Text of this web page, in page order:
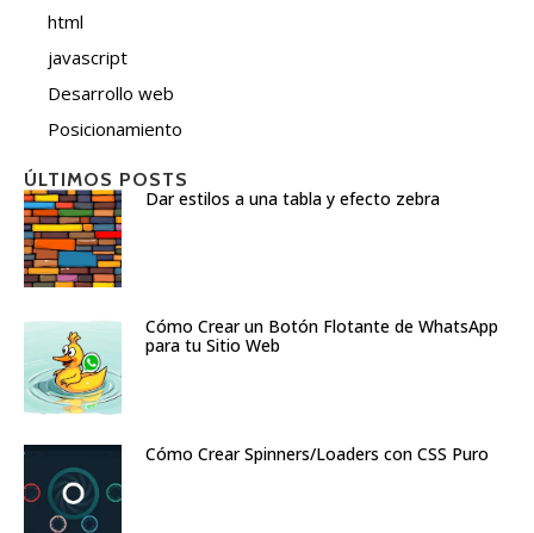
html
javascript
Desarrollo web
Posicionamiento
ÚLTIMOS POSTS
Dar estilos a una tabla y efecto zebra
Cómo Crear un Botón Flotante de WhatsApp
para tu Sitio Web
Cómo Crear Spinners/Loaders con CSS Puro